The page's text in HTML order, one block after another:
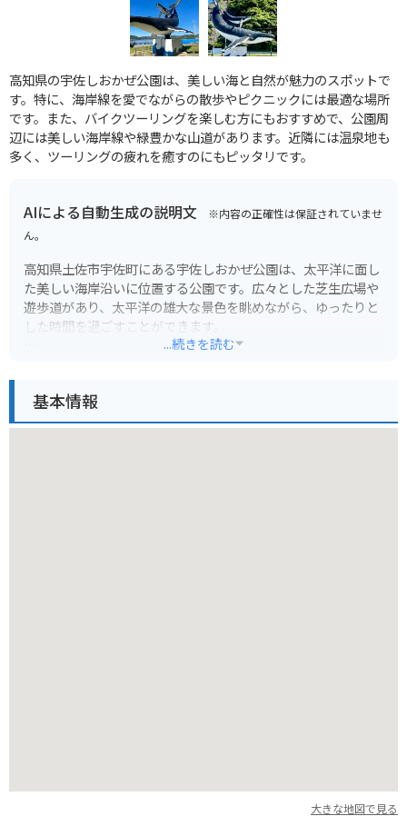
高知県の宇佐しおかぜ公園は、美しい海と自然が魅力のスポットで
す。特に、海岸線を愛でながらの散歩やピクニックには最適な場所
です。また、バイクツーリングを楽しむ方にもおすすめで、公園周
辺には美しい海岸線や緑豊かな山道があります。近隣には温泉地も
多く、ツーリングの疲れを癒すのにもピッタリです。
AIによる自動生成の説明文 ※内容の正確性は保証されていませ
ん。
高知県土佐市宇佐町にある宇佐しおかぜ公園は、太平洋に面し
た美しい海岸沿いに位置する公園です。広々とした芝生広場や
遊歩道があり、太平洋の雄大な景色を眺めながら、ゆったりと
した時間を過ごすことができます。
人々の心を癒してくれます。特に夕暮れ時は、水平線に沈む夕
日が空と海をオレンジ色に染め上げ、幻想的な雰囲気を作り出
...続きを読む
基本情報
大きな地図で見る